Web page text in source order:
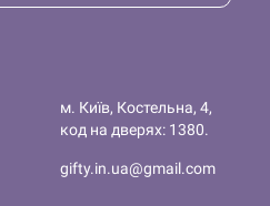
м. Київ, Костельна, 4,
код на дверях: 1380.
gifty.in.ua@gmail.com